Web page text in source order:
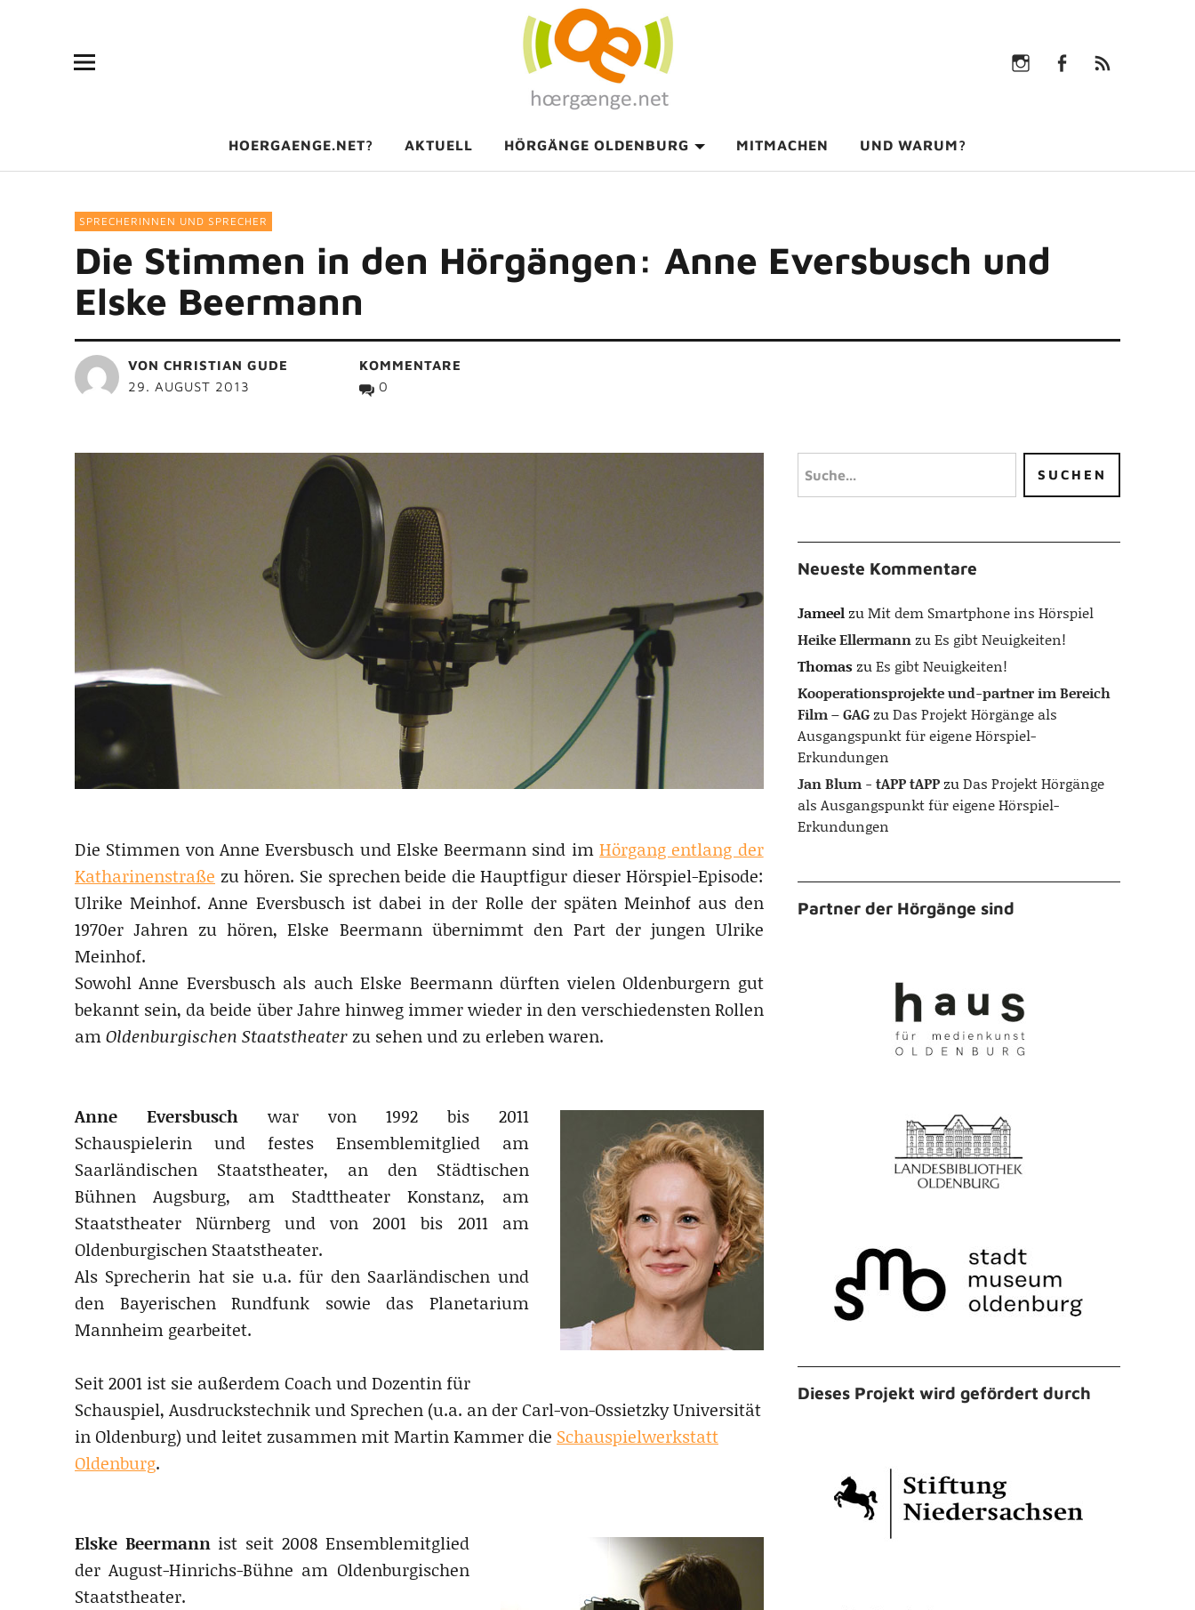
HOERGAENGE.NET? AKTUELL HÖRGÄNGE OLDENBURG MITMACHEN UND WARUM?
SPRECHERINNEN UND SPRECHER
Die Stimmen in den Hörgängen: Anne Eversbusch und
Elske Beermann
VON CHRISTIAN GUDE
29. AUGUST 2013
KOMMENTARE
0
Die Stimmen von Anne Eversbusch und Elske Beermann sind imHörgang entlang der
Katharinenstraße zu hören. Sie sprechen beide die Hauptfigur dieser Hörspiel-Episode:
Ulrike Meinhof. Anne Eversbusch ist dabei in der Rolle der späten Meinhof aus den
1970er Jahren zu hören, Elske Beermann übernimmt den Part der jungen Ulrike
Meinhof.
Sowohl Anne Eversbusch als auch Elske Beermann dürften vielen Oldenburgern gut
bekannt sein, da beide über Jahre hinweg immer wieder in den verschiedensten Rollen
amOldenburgischen Staatstheaterzu sehen und zu erleben waren.
Anne Eversbuschwar von 1992 bis 2011
Schauspielerin und festes Ensemblemitglied am
Saarländischen Staatstheater, an den Städtischen
Bühnen Augsburg, am Stadttheater Konstanz, am
Staatstheater Nürnberg und von 2001 bis 2011 am
Oldenburgischen Staatstheater.
Als Sprecherin hat sie u.a. für den Saarländischen und
den Bayerischen Rundfunk sowie das Planetarium
Mannheim gearbeitet.
Seit 2001 ist sie außerdem Coach und Dozentin für
Schauspiel, Ausdruckstechnik und Sprechen (u.a. an der Carl-von-Ossietzky Universität
in Oldenburg) und leitet zusammen mit Martin Kammer die Schauspielwerkstatt
Oldenburg.
Elske Beermannist seit 2008 Ensemblemitglied
der August-Hinrichs-Bühne am Oldenburgischen
Staatstheater.
Neueste Kommentare
JameelzuMit dem Smartphone ins Hörspiel
Heike EllermannzuEs gibt Neuigkeiten!
ThomaszuEs gibt Neuigkeiten!
Kooperationsprojekte und-partner im Bereich
Film – GAGzuDas Projekt Hörgänge als
Ausgangspunkt für eigene Hörspiel-
Erkundungen
Jan Blum - tAPP tAPPzuDas Projekt Hörgänge
als Ausgangspunkt für eigene Hörspiel-
Erkundungen
Partner der Hörgänge sind
Dieses Projekt wird gefördert durch